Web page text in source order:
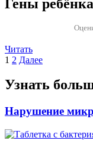
Гены
Читать
Пагинация
записей
1 2 Далее
Узнать
Нарушение